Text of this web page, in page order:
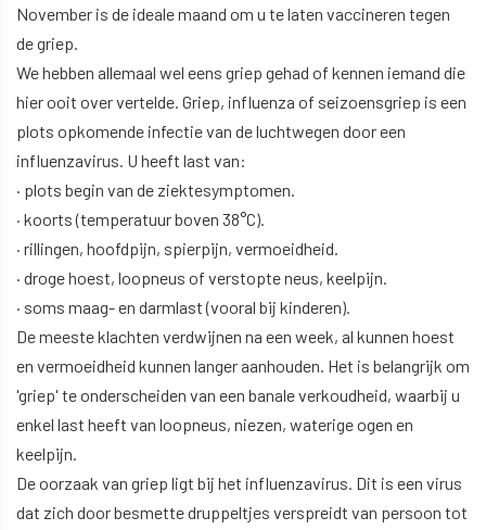
November is de ideale maand om u te laten vaccineren tegen
de griep.
We hebben allemaal wel eens griep gehad of kennen iemand die
hier ooit over vertelde. Griep, influenza of seizoensgriep is een
plots opkomende infectie van de luchtwegen door een
influenzavirus. U heeft last van:
· plots begin van de ziektesymptomen.
· koorts (temperatuur boven 38°C).
· rillingen, hoofdpijn, spierpijn, vermoeidheid.
· droge hoest, loopneus of verstopte neus, keelpijn.
· soms maag- en darmlast (vooral bij kinderen).
De meeste klachten verdwijnen na een week, al kunnen hoest
en vermoeidheid kunnen langer aanhouden. Het is belangrijk om
'griep' te onderscheiden van een banale verkoudheid, waarbij u
enkel last heeft van loopneus, niezen, waterige ogen en
keelpijn.
De oorzaak van griep ligt bij het influenzavirus. Dit is een virus
dat zich door besmette druppeltjes verspreidt van persoon tot